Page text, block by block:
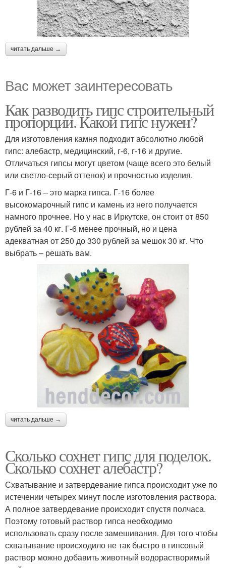
читать дальше →
Вас может заинтересовать
Как разводить гипс строительный
пропорции. Какой гипс нужен?
Для изготовления камня подходит абсолютно любой
гипс: алебастр, медицинский, г-6, г-16 и другие.
Отличаться гипсы могут цветом (чаще всего это белый
или светло-серый оттенок) и прочностью изделия.
Г-6 и Г-16 – это марка гипса. Г-16 более
высокомарочный гипс и камень из него получается
намного прочнее. Но у нас в Иркутске, он стоит от 850
рублей за 40 кг. Г-6 менее прочный, но и цена
адекватная от 250 до 330 рублей за мешок 30 кг. Что
выбрать – решать вам.
читать дальше →
Сколько сохнет гипс для поделок.
Сколько сохнет алебастр?
Схватывание и затвердевание гипса происходит уже по
истечении четырех минут после изготовления раствора.
А полное затвердевание происходит спустя полчаса.
Поэтому готовый раствор гипса необходимо
использовать сразу после замешивания. Для того чтобы
схватывание происходило не так быстро в гипсовый
раствор можно добавить животный водорастворимый